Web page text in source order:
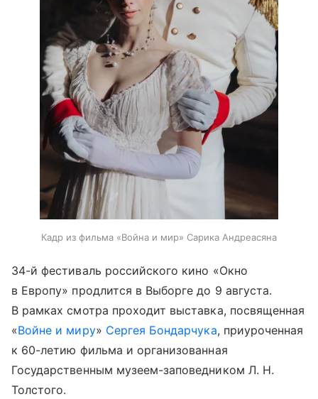
Кадр из фильма «Война и мир» Сарика Андреасяна
34-й фестиваль российского кино «Окно
в Европу» продлится в Выборге до 9 августа.
В рамках смотра проходит выставка, посвященная
«Войне и миру» Сергея Бондарчука, приуроченная
к 60-летию фильма и организованная
Государственным музеем-заповедником Л. Н.
Толстого.